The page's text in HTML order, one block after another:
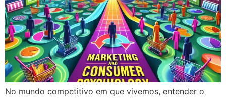
No mundo competitivo em que vivemos, entender o